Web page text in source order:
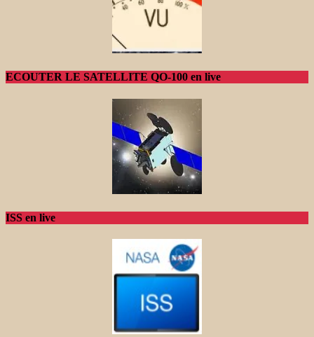
ECOUTER LE SATELLITE QO-100 en live
ISS en live